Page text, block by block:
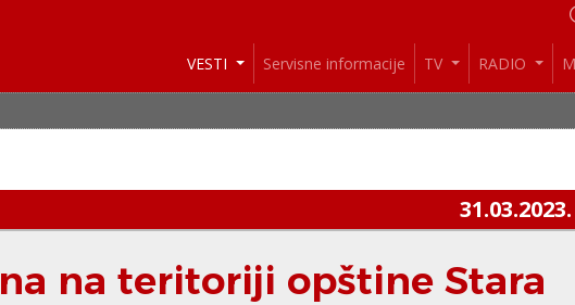
VESTI Servisne informacije TV RADIO
31.03.2023.
na teritoriji opštine Stara